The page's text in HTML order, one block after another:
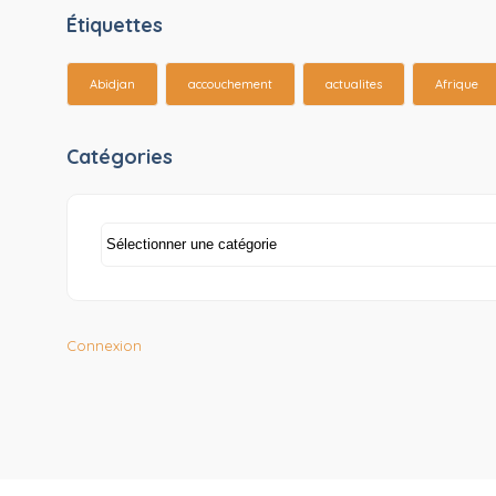
Étiquettes
Abidjan accouchement actualites Afrique
Catégories
Connexion